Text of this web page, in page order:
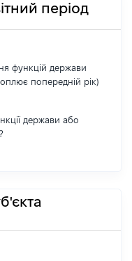
період
функцій держави
попередній рік)
держави або